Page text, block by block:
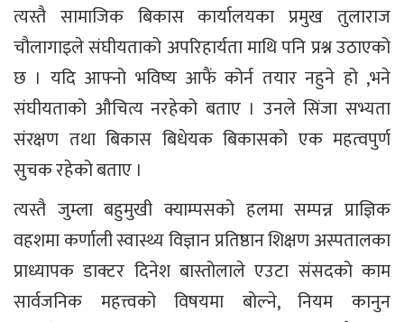
त्यस्तै सामाजिक बिकास कार्यालयका प्रमुख तुलाराज
चौलागाइले संघीयताको अपरिहार्यता माथि पनि प्रश्न उठाएको
छ । यदि आफ्नो भविष्य आफैं कोर्न तयार नहुने हो ,भने
संघीयताको औचित्य नरहेको बताए । उनले सिंजा सभ्यता
संरक्षण तथा बिकास बिधेयक बिकासको एक महत्वपुर्ण
सुचक रहेको बताए ।
त्यस्तै जुम्ला बहुमुखी क्याम्पसको हलमा सम्पन्न प्राज्ञिक
वहशमा कर्णाली स्वास्थ्य विज्ञान प्रतिष्ठान शिक्षण अस्पतालका
प्राध्यापक डाक्टर दिनेश बास्तोलाले एउटा संसदको काम
सार्वजनिक महत्त्वको विषयमा बोल्ने, नियम कानुन